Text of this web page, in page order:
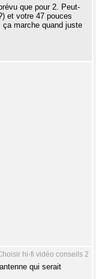
que pour 2. Peut-
et votre 47 pouces
marche quand juste
hi-fi vidéo conseils 2
qui serait